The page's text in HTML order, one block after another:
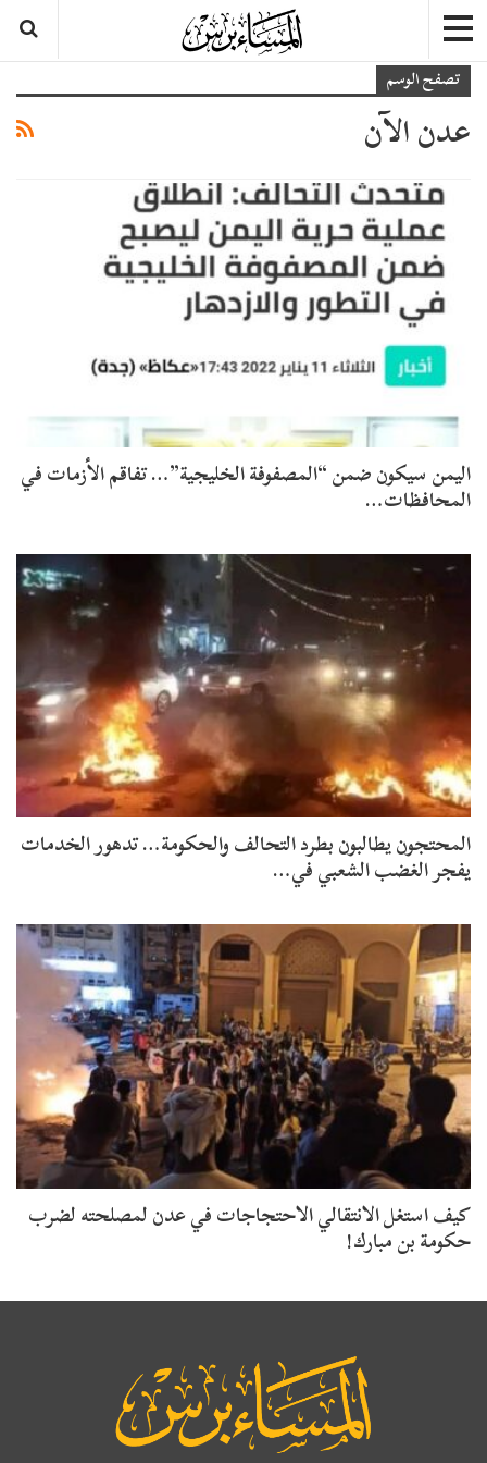
تصفح الوسم
عدن الآن
اليمن سيكون ضمن “المصفوفة الخليجية”… تفاقم الأزمات في
المحافظات…
المحتجون يطالبون بطرد التحالف والحكومة… تدهور الخدمات
يفجر الغضب الشعبي في…
كيف استغل الانتقالي الاحتجاجات في عدن لمصلحته لضرب
حكومة بن مبارك!